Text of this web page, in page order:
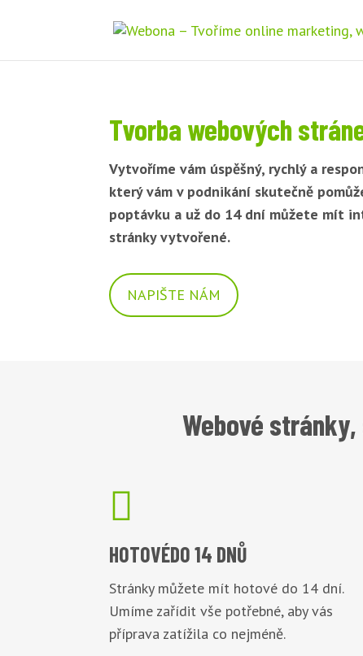
Tvorba webových
Vytvoříme vám úspěšný, rychlý a
který vám v podnikání skutečně
poptávku a už do 14 dní můžete mít
stránky vytvořené.
NAPIŠTE NÁM
Webové

HOTOVÉDO 14 DNŮ
Stránky můžete mít hotové do 14 dní.
Umíme zařídit vše potřebné, aby vás
příprava zatížila co nejméně.